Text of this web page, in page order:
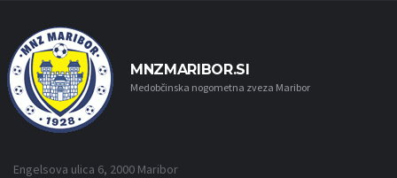
MNZMARIBOR.SI
Medobčinska nogometna zveza Maribor
Engelsova ulica 6, 2000 Maribor